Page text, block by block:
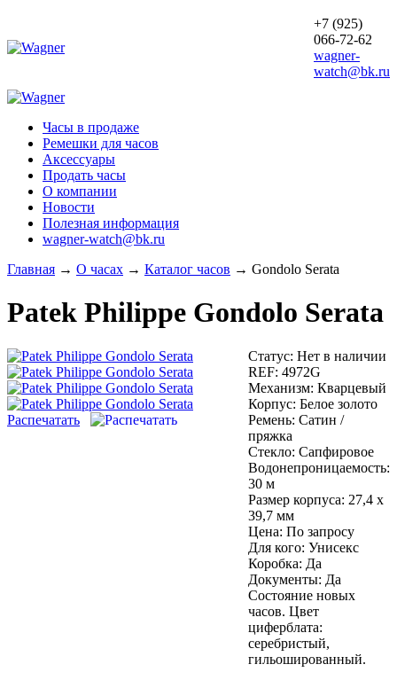
+7 (925)
066-72-62
wagner-
watch@bk.ru
Часы в продаже
Ремешки для часов
Аксессуары
Продать часы
О компании
Новости
Полезная информация
wagner-watch@bk.ru
Главная → О часах → Каталог часов → Gondolo Serata
Patek Philippe Gondolo Serata
Распечатать
Статус: Нет в наличии
REF: 4972G
Механизм: Кварцевый
Корпус: Белое золото
Ремень: Сатин /
пряжка
Стекло: Сапфировое
Водонепроницаемость:
30 м
Размер корпуса: 27,4 х
39,7 мм
Цена: По запросу
Для кого: Унисекс
Коробка: Да
Документы: Да
Состояние новых
часов. Цвет
циферблата:
серебристый,
гильошированный.